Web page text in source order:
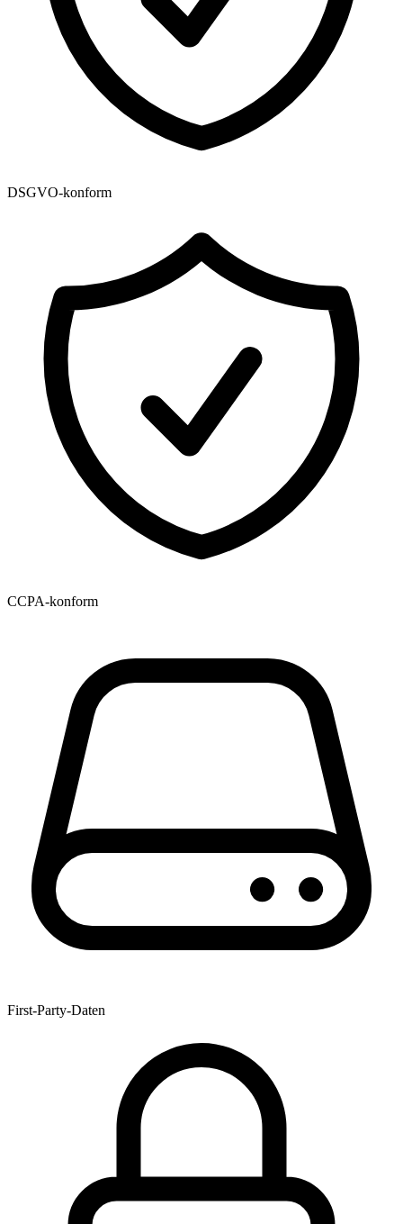
DSGVO-konform
CCPA-konform
First-Party-Daten